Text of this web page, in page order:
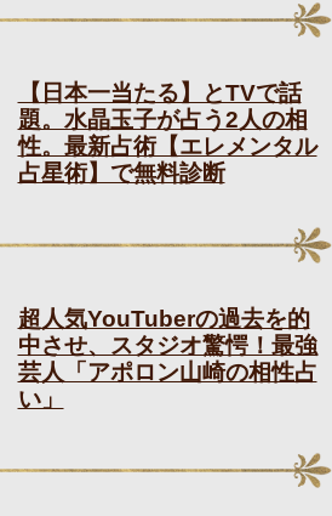
【日本一当たる】とTVで話
題。水晶玉子が占う2人の相
性。最新占術【エレメンタル
占星術】で無料診断
超人気YouTuberの過去を的
中させ、スタジオ驚愕！最強
芸人「アポロン山崎の相性占
い」